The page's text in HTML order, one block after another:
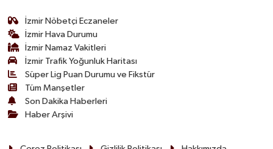
İzmir Nöbetçi Eczaneler
İzmir Hava Durumu
İzmir Namaz Vakitleri
İzmir Trafik Yoğunluk Haritası
Süper Lig Puan Durumu ve Fikstür
Tüm Manşetler
Son Dakika Haberleri
Haber Arşivi